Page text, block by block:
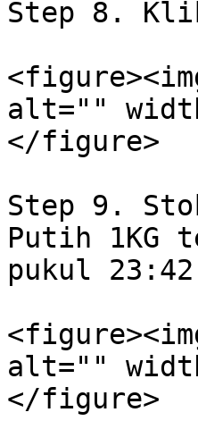
Step 8.
alt=""
</figure>
Step 9.
Putih 1KG
pukul
alt=""
</figure>